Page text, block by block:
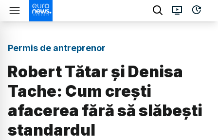
Permis de antreprenor
Robert Tătar și Denisa
Tache: Cum crești
afacerea fără să slăbești
standardul